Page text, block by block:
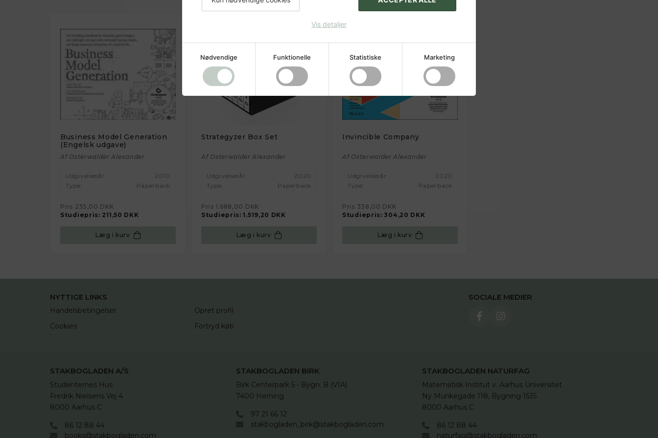
Vis detaljer
Nødvendige Funktionelle Statistiske Marketing
Business Model Generation
(Engelsk udgave)
Af Osterwalder Alexander
Udgivelsesår:
2010
Type:
Paperback
Pris 235,00 DKK
Studiepris: 211,50 DKK
Læg i kurv
Strategyzer Box Set
Af Osterwalder Alexander
Udgivelsesår:
2020
Type:
Paperback
Pris 1.688,00 DKK
Studiepris: 1.519,20 DKK
Læg i kurv
Invincible Company
Af Osterwalder Alexander
Udgivelsesår:
2020
Type:
Paperback
Pris 338,00 DKK
Studiepris: 304,20 DKK
Læg i kurv
NYTTIGE LINKS
Handelsbetingelser
Cookies
Opret profil
Fortryd køb
SOCIALE MEDIER
STAKBOGLADEN A/S
Studenternes Hus
Fredrik Nielsens Vej 4
8000 Aarhus C
86 12 88 44
books@stakbogladen.com
STAKBOGLADEN BIRK
Birk Centerpark 5 - Bygn. B (VIA)
7400 Herning
97 21 66 12
stakbogladen_birk@stakbogladen.com
STAKBOGLADEN NATURFAG
Matematisk Institut v. Aarhus Universitet
Ny Munkegade 118, Bygning 1535
8000 Aarhus C
86 12 88 44
naturfag@stakbogladen.com